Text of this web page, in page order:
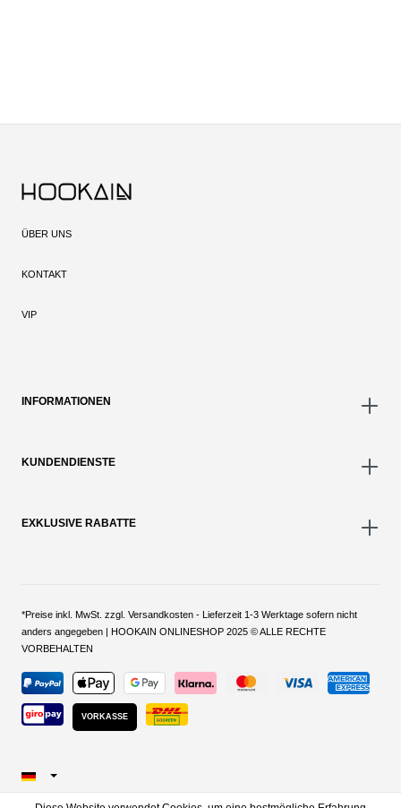
ÜBER UNS
KONTAKT
VIP
INFORMATIONEN
KUNDENDIENSTE
EXKLUSIVE RABATTE
*Preise inkl. MwSt. zzgl. Versandkosten - Lieferzeit 1-3 Werktage sofern nicht
anders angegeben | HOOKAIN ONLINESHOP 2025 © ALLE RECHTE
VORBEHALTEN
VORKASSE